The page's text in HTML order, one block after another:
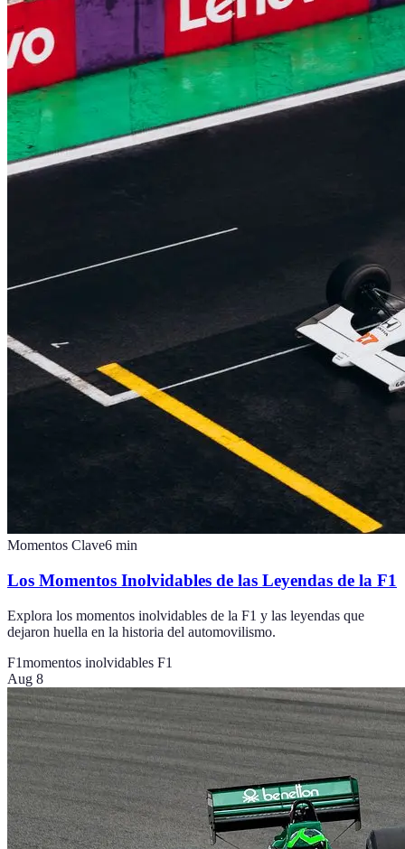
Momentos Clave6 min
Los Momentos Inolvidables de las Leyendas de la F1
Explora los momentos inolvidables de la F1 y las leyendas que
dejaron huella en la historia del automovilismo.
F1momentos inolvidables F1
Aug 8